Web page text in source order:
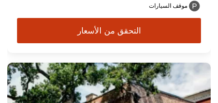
موقف السيارات
التحقق من الأسعار